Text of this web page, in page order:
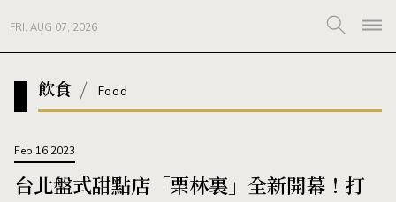
FRI. AUG 07, 2026
飲食 Food
Feb.16.2023
台北盤式甜點店「栗林裏」全新開幕！打